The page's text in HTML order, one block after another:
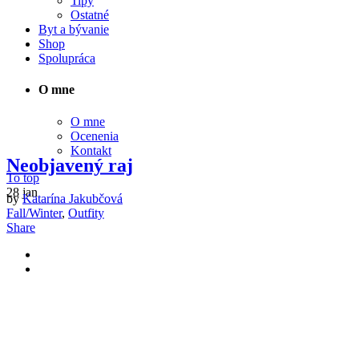
Ostatné
Byt a bývanie
Shop
Spolupráca
O mne
O mne
Ocenenia
Kontakt
To top
28 jan
Neobjavený raj
byKatarína Jakubčová
Fall/Winter, Outfity
Share